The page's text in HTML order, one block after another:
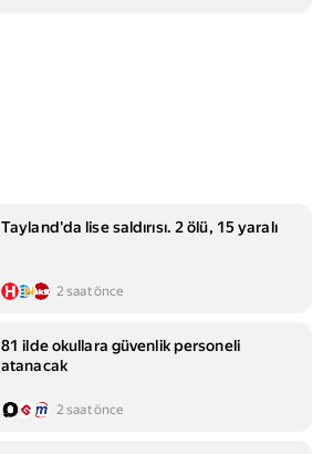
Tayland'da lise saldırısı. 2 ölü, 15 yaralı
2 saat önce
81 ilde okullara güvenlik personeli
atanacak
2 saat önce